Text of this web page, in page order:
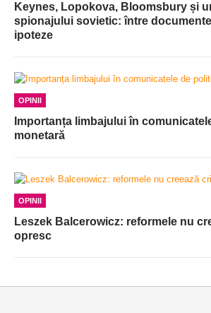
Keynes, Lopokova, Bloomsbury și
spionajului sovietic: între
ipoteze
OPINII
Importanța limbajului în
monetară
OPINII
Leszek Balcerowicz: reformele nu
opresc